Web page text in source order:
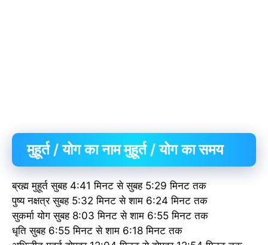
मुहूर्त / योग का नाम मुहूर्त / योग का समय
ब्रह्म मुहूर्त सुबह 4:41 मिनट से सुबह 5:29 मिनट तक
पुष्य नक्षत्र सुबह 5:32 मिनट से शाम 6:24 मिनट तक
सुकर्मा योग सुबह 8:03 मिनट से शाम 6:55 मिनट तक
धृति सुबह 6:55 मिनट से शाम 6:18 मिनट तक